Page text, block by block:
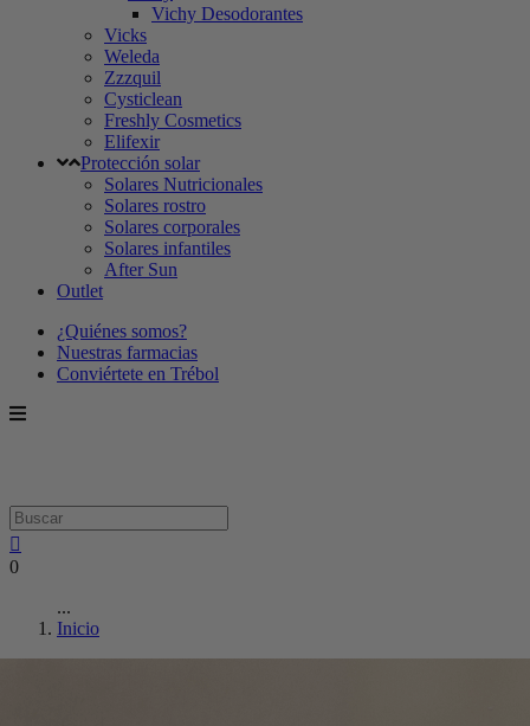
Vichy Desodorantes
Vicks
Weleda
Zzzquil
Cysticlean
Freshly Cosmetics
Elifexir
Protección solar
Solares Nutricionales
Solares rostro
Solares corporales
Solares infantiles
After Sun
Outlet
¿Quiénes somos?
Nuestras farmacias
Conviértete en Trébol
0
...
Inicio